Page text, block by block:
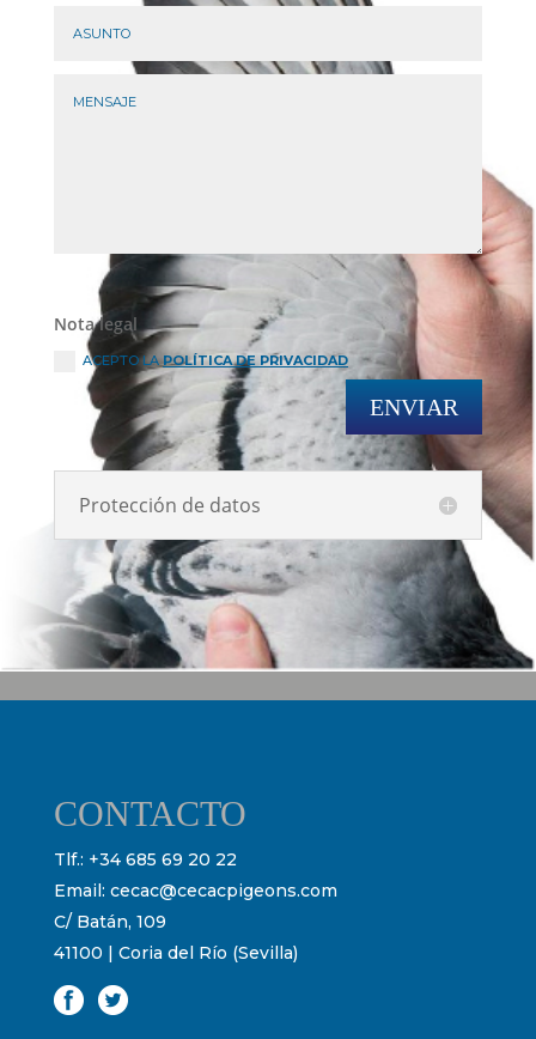
Nota legal
ACEPTO LAPOLÍTICA DE PRIVACIDAD
ENVIAR
Protección de datos
CONTACTO
Tlf.: +34 685 69 20 22
Email: cecac@cecacpigeons.com
C/ Batán, 109
41100 | Coria del Río (Sevilla)